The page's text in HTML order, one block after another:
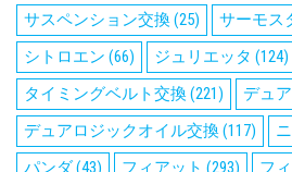
サスペンション交換(25) サーモス
シトロエン (66) ジュリエッタ (124)
タイミングベルト交換(221) デュ
デュアロジックオイル交換(117)
パンダ(43) フィアット (293) フ